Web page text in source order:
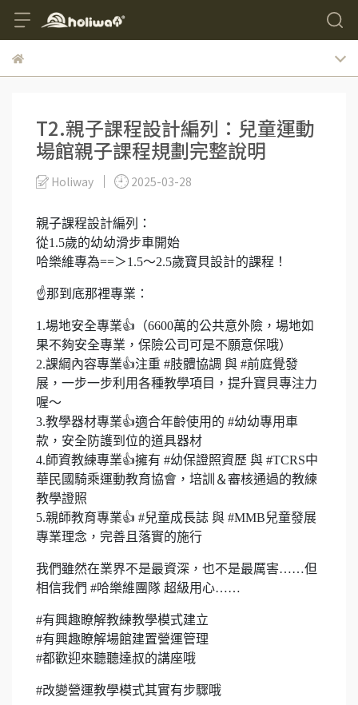
T2.親子課程設計編列：兒童運動
場館親子課程規劃完整說明
Holiway 2025-03-28
親子課程設計編列：
從1.5歲的幼幼滑步車開始
哈樂維專為==＞1.5～2.5歲寶貝設計的課程！
☝️那到底那裡專業：
1.場地安全專業👍（6600萬的公共意外險，場地如
果不夠安全專業，保險公司可是不願意保哦）
2.課綱內容專業👍注重 #肢體協調 與 #前庭覺發
展，一步一步利用各種教學項目，提升寶貝專注力
喔～
3.教學器材專業👍適合年齡使用的 #幼幼專用車
款，安全防護到位的道具器材
4.師資教練專業👍擁有 #幼保證照資歷 與 #TCRS中
華民國騎乘運動教育協會，培訓＆審核通過的教練
教學證照
5.親師教育專業👍 #兒童成長誌 與 #MMB兒童發展
專業理念，完善且落實的施行
我們雖然在業界不是最資深，也不是最厲害……但
相信我們 #哈樂維團隊 超級用心……
#有興趣瞭解教練教學模式建立
#有興趣瞭解場館建置營運管理
#都歡迎來聽聽達叔的講座哦
#改變營運教學模式其實有步驟哦